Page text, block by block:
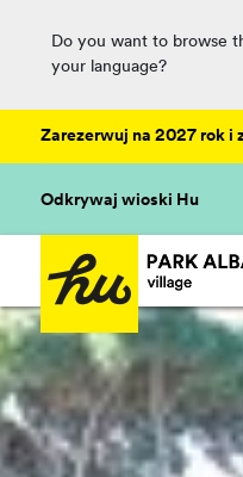
Do you want to browse
your language?
Zarezerwuj na 2027 rok i
Odkrywaj wioski Hu